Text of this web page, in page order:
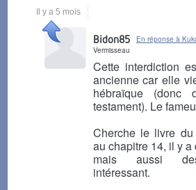
Il y a 5 mois
Bidon85
En réponse à
Vermisseau
Cette interdiction
ancienne car elle
hébraïque (donc
testament). Le
Cherche le livre du
au chapitre 14, il y
mais aussi
intéressant.